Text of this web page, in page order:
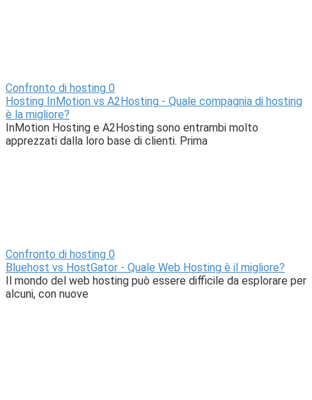
Confronto di hosting 0
Hosting InMotion vs A2Hosting - Quale compagnia di hosting
è la migliore?
InMotion Hosting e A2Hosting sono entrambi molto
apprezzati dalla loro base di clienti. Prima
Confronto di hosting 0
Bluehost vs HostGator - Quale Web Hosting è il migliore?
Il mondo del web hosting può essere difficile da esplorare per
alcuni, con nuove